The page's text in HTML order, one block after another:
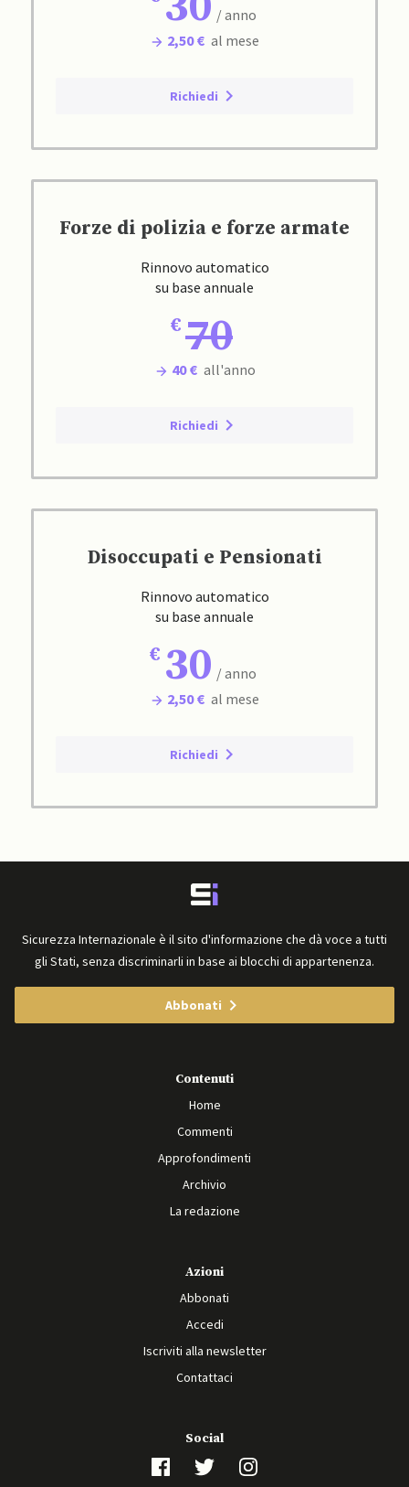
/ anno
2,50 € al mese
Richiedi
Forze di polizia e forze armate
Rinnovo automatico
su base annuale
70
40 € all'anno
Richiedi
Disoccupati e Pensionati
Rinnovo automatico
su base annuale
30 / anno
2,50 € al mese
Richiedi
Sicurezza Internazionale è il sito d'informazione che dà voce a tutti
gli Stati, senza discriminarli in base ai blocchi di appartenenza.
Abbonati
Contenuti
Home
Commenti
Approfondimenti
Archivio
La redazione
Azioni
Abbonati
Accedi
Iscriviti alla newsletter
Contattaci
Social